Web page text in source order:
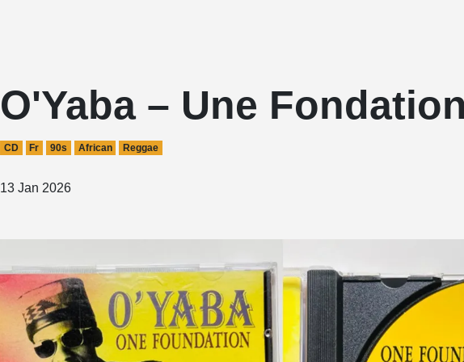
O'Yaba – Une
CD Fr 90s African Reggae
13 Jan 2026